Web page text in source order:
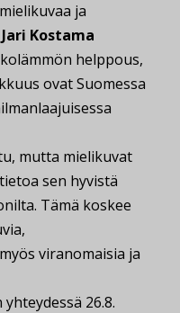
ja
Jari Kostama
helppous,
ovat Suomessa
mutta mielikuvat
sen hyvistä
Tämä koskee
viranomaisia ja
26.8.